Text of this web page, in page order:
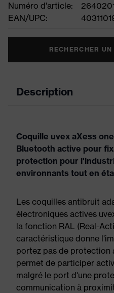
Numéro d'article:
EAN/UPC:
RECHERCHER
Description
Coquille uvex aXess
Bluetooth active pour
protection pour
environnants tout en
Les coquilles antibruit
électroniques actives
la fonction RAL (Real-
caractéristique donne
portez pas de protection
permet de participer
malgré le port d'une
communication à